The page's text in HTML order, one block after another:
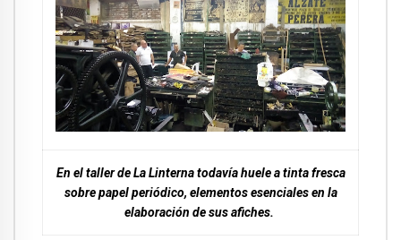
En el taller de La Linterna todavía huele a tinta fresca
sobre papel periódico, elementos esenciales en la
elaboración de sus afiches.